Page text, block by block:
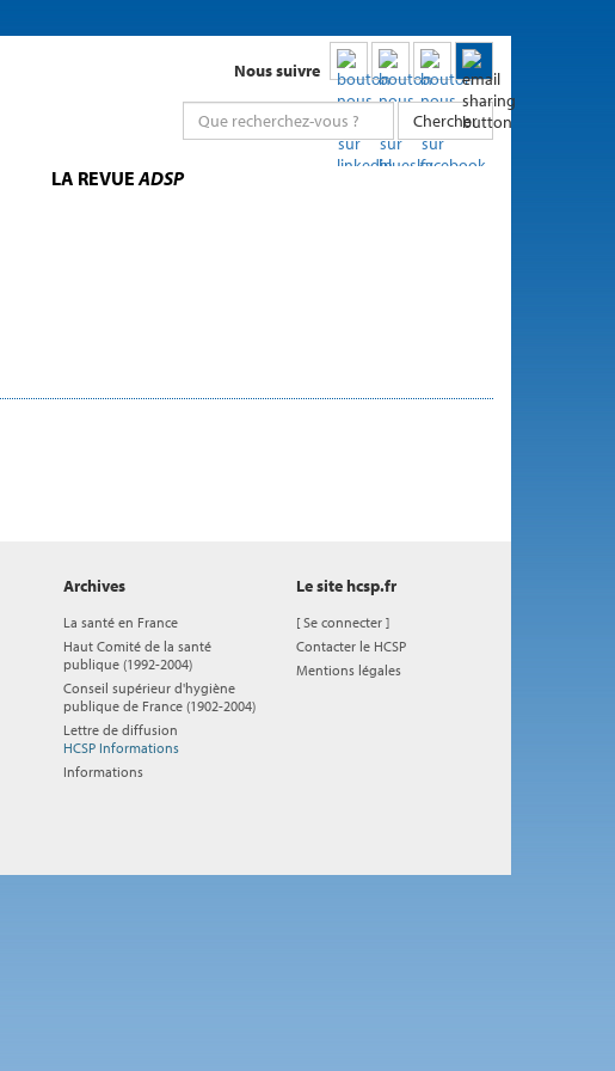
Nous suivre
Chercher
LA REVUEADSP
Archives
La santé en France
Haut Comité de la santé
publique (1992-2004)
Conseil supérieur d'hygiène
publique de France (1902-2004)
Lettre de diffusion
HCSP Informations
Informations
Le site hcsp.fr
[Se connecter ]
Contacter le HCSP
Mentions légales